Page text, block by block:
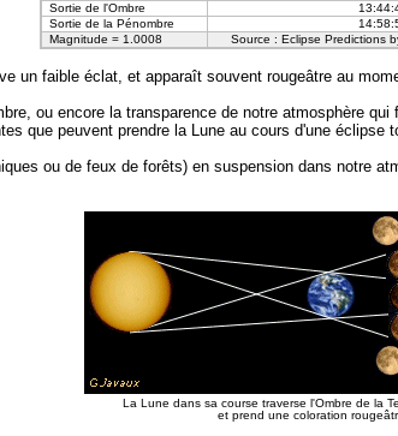
Sortie de l'Ombre
Sortie de la Pénombre
Magnitude = 1.0008
Source : Eclipse Predictions
un faible éclat, et apparaît souvent rougeâtre au
ou encore la transparence de notre atmosphère
que peuvent prendre la Lune au cours d'une éclipse
ou de feux de forêts) en suspension dans notre
La Lune dans sa course traverse l'Ombre de la
et prend une coloration